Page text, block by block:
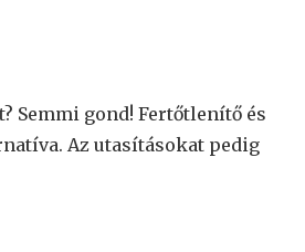
Semmi gond! Fertőtlenítő és
Az utasításokat pedig